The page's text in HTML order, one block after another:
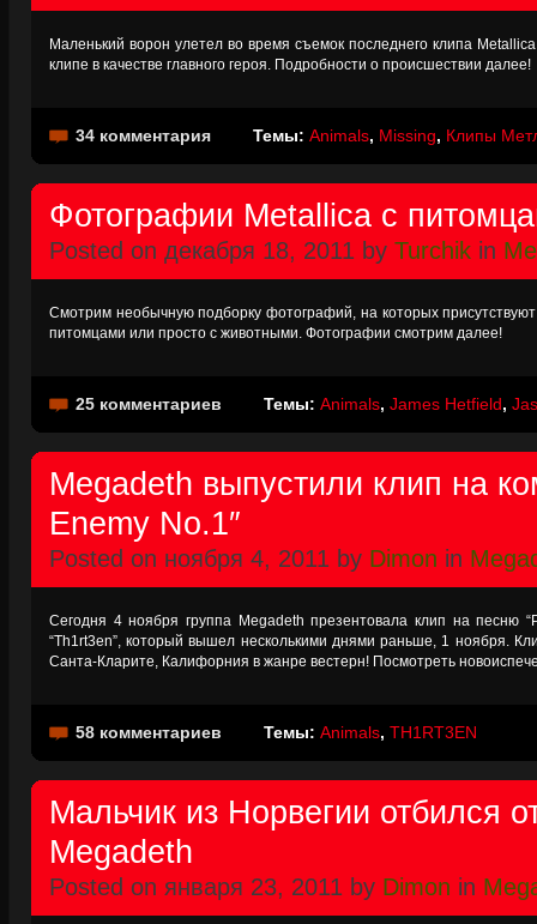
Маленький ворон улетел во время съемок последнего клипа
клипе в качестве главного героя. Подробности о происшествии далее!
34 комментария Темы: Animals, Missing, Клипы
Фотографии Metallica с
Posted on декабря 18, 2011 by Turchik in
Смотрим необычную подборку фотографий, на которых
питомцами или просто с животными. Фотографии смотрим далее!
25 комментариев Темы: Animals, James Hetfield,
Megadeth выпустили клип на
Enemy No.1″
Posted on ноября 4, 2011 by Dimon in
Сегодня 4 ноября группа Megadeth презентовала клип на песню
“Th1rt3en”, который вышел несколькими днями раньше, 1 ноября.
Санта-Кларите, Калифорния в жанре вестерн! Посмотреть
58 комментариев Темы: Animals, TH1RT3EN
Мальчик из Норвегии отбился
Megadeth
Posted on января 23, 2011 by Dimon in